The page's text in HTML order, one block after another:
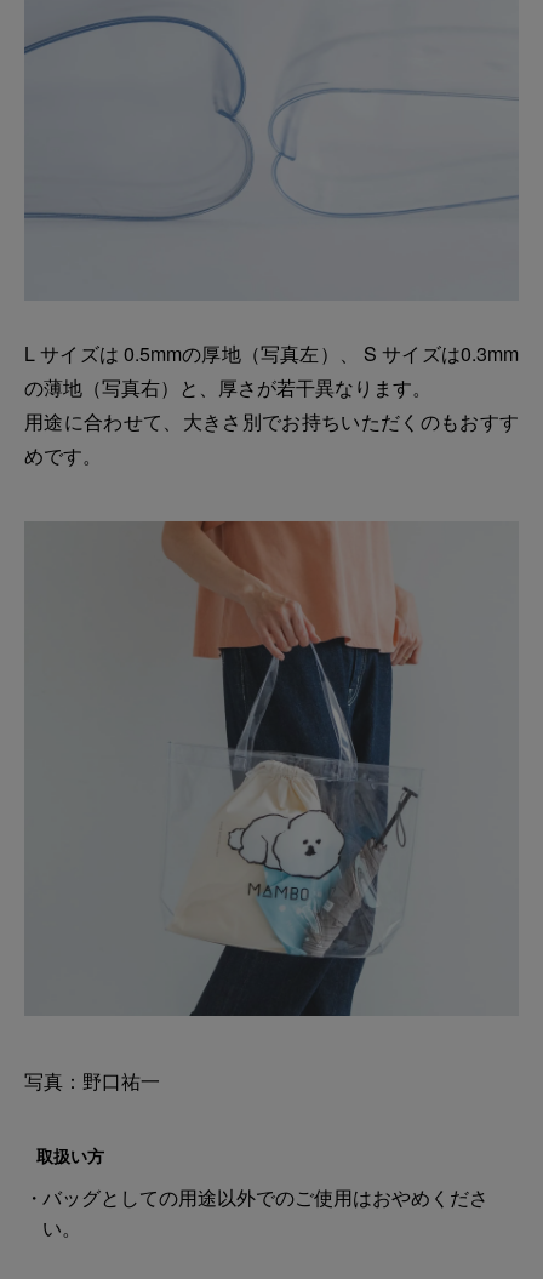
L サイズは 0.5mmの厚地（写真左）、 S サイズは0.3mm
の薄地（写真右）と、厚さが若干異なります。
用途に合わせて、大きさ別でお持ちいただくのもおすす
めです。
写真：野口祐一
取扱い方
バッグとしての用途以外でのご使用はおやめくださ
い。